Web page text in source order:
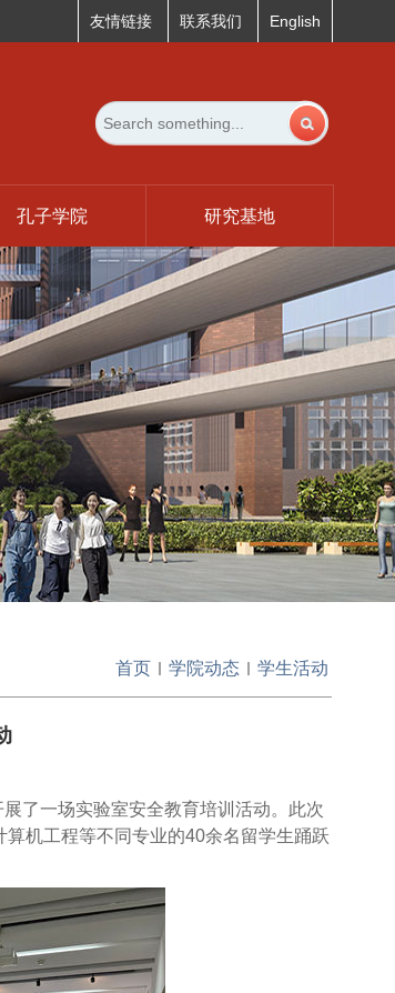
友情链接 联系我们 English
孔子学院 研究基地
首页 学院动态 学生活动
了一场实验室安全教育培训活动。此次
机工程等不同专业的40余名留学生踊跃